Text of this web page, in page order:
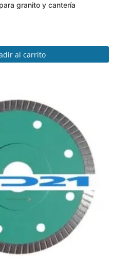
granito y cantería
al carrito